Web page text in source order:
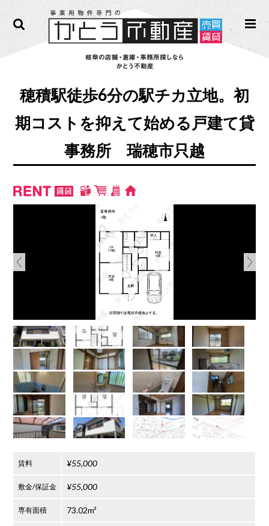
穂積駅徒歩6分の駅チカ立地。初
期コストを抑えて始める戸建て貸
事務所 瑞穂市只越
賃料 ¥55,000
敷金/保証金 ¥55,000
専有面積 73.02m²